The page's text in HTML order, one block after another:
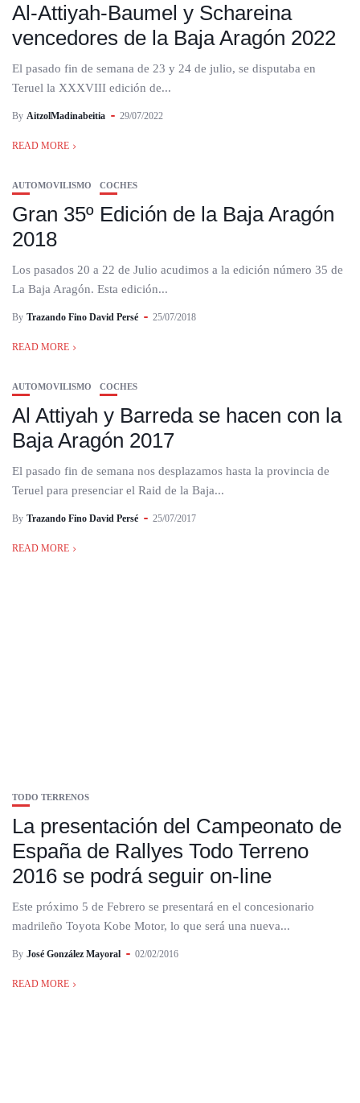
Al-Attiyah-Baumel y Schareina
vencedores de la Baja Aragón 2022
El pasado fin de semana de 23 y 24 de julio, se disputaba en
Teruel la XXXVIII edición de...
By AitzolMadinabeitia 29/07/2022
READ MORE
AUTOMOVILISMO COCHES
Gran 35º Edición de la Baja Aragón
2018
Los pasados 20 a 22 de Julio acudimos a la edición número 35 de
La Baja Aragón. Esta edición...
By Trazando Fino David Persé 25/07/2018
READ MORE
AUTOMOVILISMO COCHES
Al Attiyah y Barreda se hacen con la
Baja Aragón 2017
El pasado fin de semana nos desplazamos hasta la provincia de
Teruel para presenciar el Raid de la Baja...
By Trazando Fino David Persé 25/07/2017
READ MORE
TODO TERRENOS
La presentación del Campeonato de
España de Rallyes Todo Terreno
2016 se podrá seguir on-line
Este próximo 5 de Febrero se presentará en el concesionario
madrileño Toyota Kobe Motor, lo que será una nueva...
By José González Mayoral 02/02/2016
READ MORE